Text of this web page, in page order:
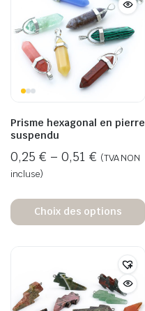
Prisme hexagonal en pierre
suspendu
0,25 € – 0,51 € (TVA NON
incluse)
Choix des options